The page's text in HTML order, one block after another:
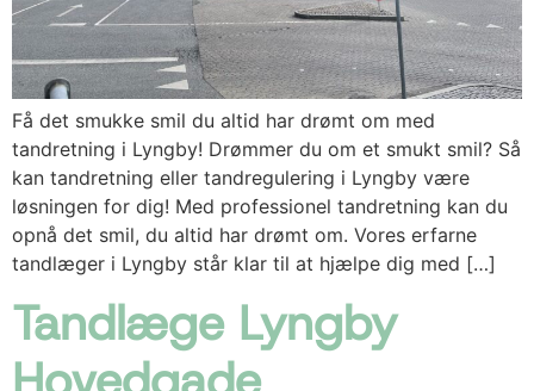
Få det smukke smil du altid har drømt om med
tandretning i Lyngby! Drømmer du om et smukt smil? Så
kan tandretning eller tandregulering i Lyngby være
løsningen for dig! Med professionel tandretning kan du
opnå det smil, du altid har drømt om. Vores erfarne
tandlæger i Lyngby står klar til at hjælpe dig med […]
Tandlæge Lyngby